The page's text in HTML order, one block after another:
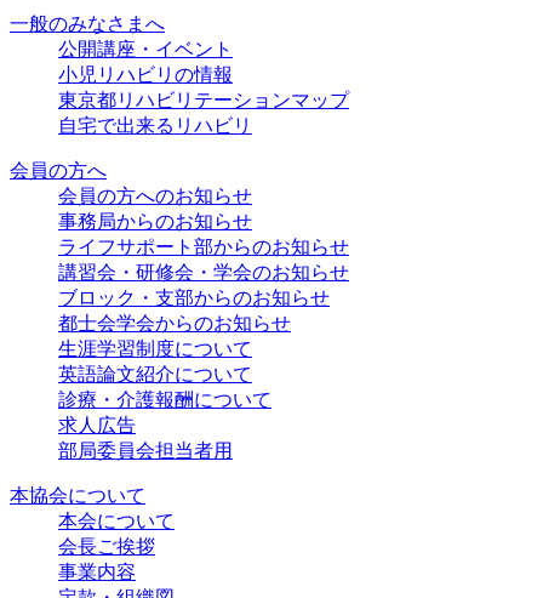
一般のみなさまへ
公開講座・イベント
小児リハビリの情報
東京都リハビリテーションマップ
自宅で出来るリハビリ
会員の方へ
会員の方へのお知らせ
事務局からのお知らせ
ライフサポート部からのお知らせ
講習会・研修会・学会のお知らせ
ブロック・支部からのお知らせ
都士会学会からのお知らせ
生涯学習制度について
英語論文紹介について
診療・介護報酬について
求人広告
部局委員会担当者用
本協会について
本会について
会長ご挨拶
事業内容